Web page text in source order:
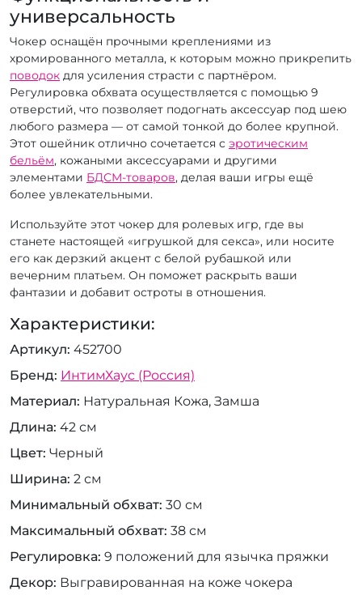
универсальность
Чокер оснащён прочными креплениями из
хромированного металла, к которым можно прикрепить
поводок для усиления страсти с партнёром.
Регулировка обхвата осуществляется с помощью 9
отверстий, что позволяет подогнать аксессуар под шею
любого размера — от самой тонкой до более крупной.
Этот ошейник отлично сочетается с эротическим
бельём, кожаными аксессуарами и другими
элементами БДСМ-товаров, делая ваши игры ещё
более увлекательными.
Используйте этот чокер для ролевых игр, где вы
станете настоящей «игрушкой для секса», или носите
его как дерзкий акцент с белой рубашкой или
вечерним платьем. Он поможет раскрыть ваши
фантазии и добавит остроты в отношения.
Характеристики:
Артикул 452700
Бренд ИнтимХаус (Россия)
Материал Натуральная Кожа, Замша
Длина 42 см
Цвет Черный
Ширина 2 см
Минимальный обхват 30 см
Максимальный обхват 38 см
Регулировка 9 положений для язычка пряжки
Декор Выгравированная на коже чокера